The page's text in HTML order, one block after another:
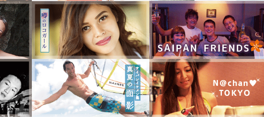
N@chan!7-9月号を発刊しました！空港やショップでGETしてね！
サイパン特集No.33「GRANDVRIO RESORT SAIPAN」を掲載しました！
N@chan!4-6月号を発刊しました！空港やショップでGETしてね！
サイパン特集No.32「Coral Ocean Golf Resort」を掲載しました！
N@chan!1-3月号を発刊しました！空港やショップでGETしてね！
アクティビティに「サイパンフレッシュアドベンチャー」を追加しました。
サイパン特集No.31「Happy Wedding in SAIPAN」を掲載しました！
N@chan!10-11月号を発刊しました！空港やショップでGETしてね！